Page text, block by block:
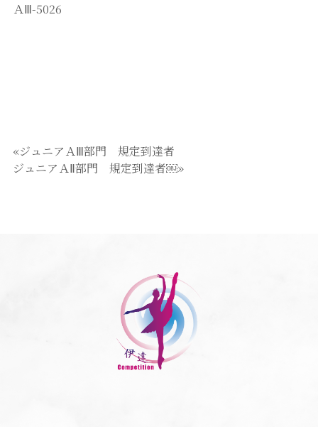
ＡⅢ-5026
«ジュニアＡⅢ部門 規定到達者
ジュニアＡⅡ部門 規定到達者￼»